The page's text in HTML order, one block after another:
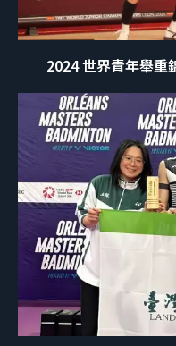
2024 世界青年舉重